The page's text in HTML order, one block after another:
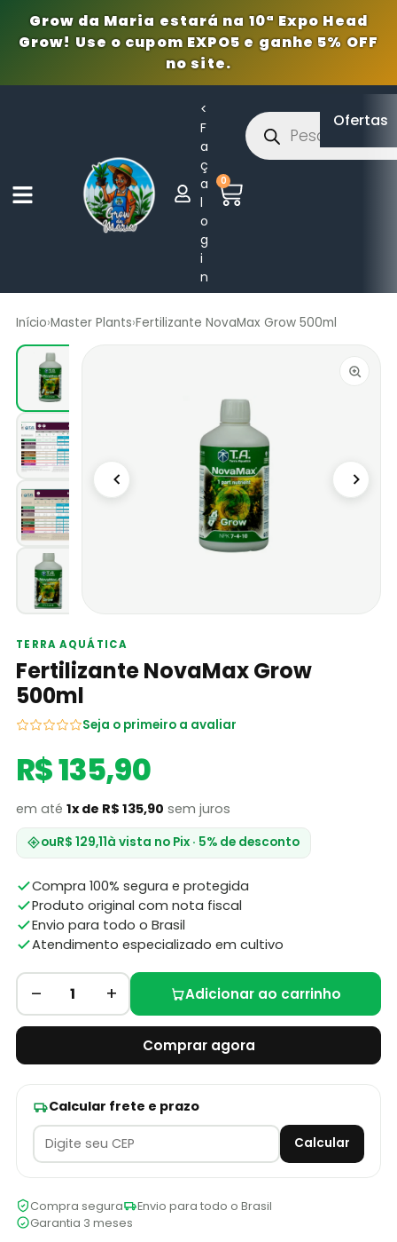
Grow da Maria estará na 10ª Expo Head
Grow! Use o cupom EXPO5 e ganhe 5% OFF
no site.
<
F
a
ç
a
l
o
g
i
n
0
Ofertas
Início›Master Plants›Fertilizante NovaMax Grow 500ml
TERRA AQUÁTICA
Fertilizante NovaMax Grow
500ml
Seja o primeiro a avaliar
R$ 135,90
em até 1x de R$ 135,90 sem juros
ouR$ 129,11à vista no Pix · 5% de desconto
Compra 100% segura e protegida
Produto original com nota fiscal
Envio para todo o Brasil
Atendimento especializado em cultivo
– 1 + Adicionar ao carrinho
Comprar agora
Calcular frete e prazo
Calcular
Compra segura
Envio para todo o Brasil
Garantia 3 meses